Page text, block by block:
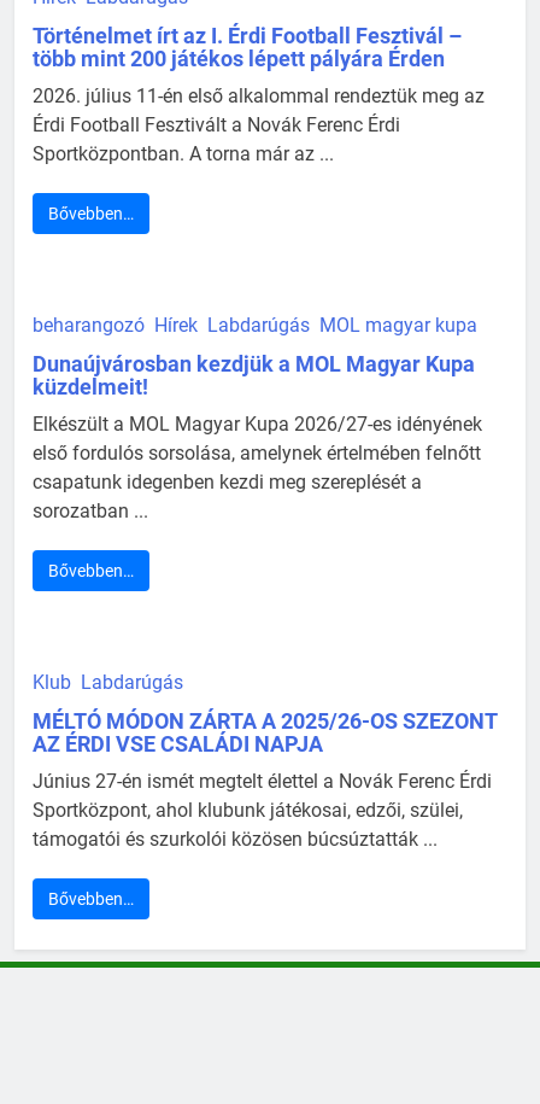
Történelmet írt az I. Érdi Football Fesztivál –
több mint 200 játékos lépett pályára Érden
2026. július 11-én első alkalommal rendeztük meg az
Érdi Football Fesztivált a Novák Ferenc Érdi
Sportközpontban. A torna már az ...
Bővebben…
beharangozó Hírek Labdarúgás MOL magyar kupa
Dunaújvárosban kezdjük a MOL Magyar Kupa
küzdelmeit!
Elkészült a MOL Magyar Kupa 2026/27-es idényének
első fordulós sorsolása, amelynek értelmében felnőtt
csapatunk idegenben kezdi meg szereplését a
sorozatban ...
Bővebben…
Klub Labdarúgás
MÉLTÓ MÓDON ZÁRTA A 2025/26-OS SZEZONT
AZ ÉRDI VSE CSALÁDI NAPJA
Június 27-én ismét megtelt élettel a Novák Ferenc Érdi
Sportközpont, ahol klubunk játékosai, edzői, szülei,
támogatói és szurkolói közösen búcsúztatták ...
Bővebben…